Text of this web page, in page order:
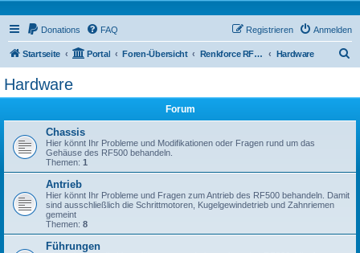
Donations FAQ Anmelden
Registrieren
Startseite Portal Foren-Übersicht Renkforce RF500 Forum Hardware
Hardware
Forum
Chassis
Hier könnt Ihr Probleme und Modifikationen oder Fragen rund um das
Gehäuse des RF500 behandeln.
Themen: 1
Antrieb
Hier könnt Ihr Probleme und Fragen zum Antrieb des RF500 behandeln. Damit
sind ausschließlich die Schrittmotoren, Kugelgewindetrieb und Zahnriemen
gemeint
Themen: 8
Führungen